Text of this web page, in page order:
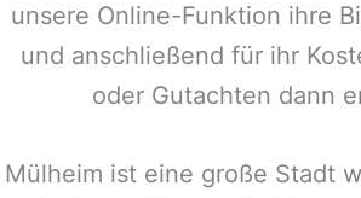
unsere Online-Funktion ihre
und anschließend für ihr
oder Gutachten dann
Mülheim ist eine große Stadt